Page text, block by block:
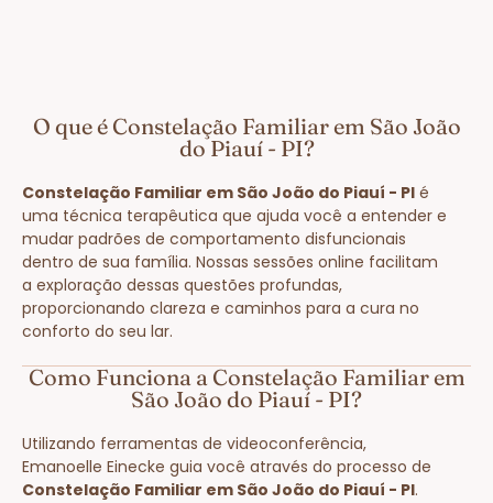
O que é Constelação Familiar em São João
do Piauí - PI?
Constelação Familiar em São João do Piauí - PI é
uma técnica terapêutica que ajuda você a entender e
mudar padrões de comportamento disfuncionais
dentro de sua família. Nossas sessões online facilitam
a exploração dessas questões profundas,
proporcionando clareza e caminhos para a cura no
conforto do seu lar.
Como Funciona a Constelação Familiar em
São João do Piauí - PI?
Utilizando ferramentas de videoconferência,
Emanoelle Einecke guia você através do processo de
Constelação Familiar em São João do Piauí - PI.